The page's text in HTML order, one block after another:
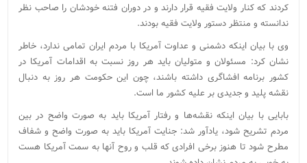
کردند که کنار ولایت فقیه قرار دارند و در دوران فتنه خودشان را صاحب نظر
ندانسته و منتظر دستور ولایت فقیه بودند.
وی با بیان اینکه دشمنی و عداوت آمریکا با مردم ایران تمامی ندارد، خاطر
نشان کرد: مسئولان و متولیان باید هر روز نسبت به اقدامات آمریکا در
کشور برنامه افشاگری داشته باشند، چون این حکومت هر روز به دنبال
نقشه پلید و جدیدی بر علیه کشور ما است.
بابایی با بیان اینکه نقشه‌ها و رفتار آمریکا باید به صورت واضح در بین
مردم تشریح شود، یادآور شد: جنایت آمریکا باید به صورت واضح و شفاف
مطرح شود تا هنوز برخی افرادی که قلب و روح آنها به سمت آمریکا هست